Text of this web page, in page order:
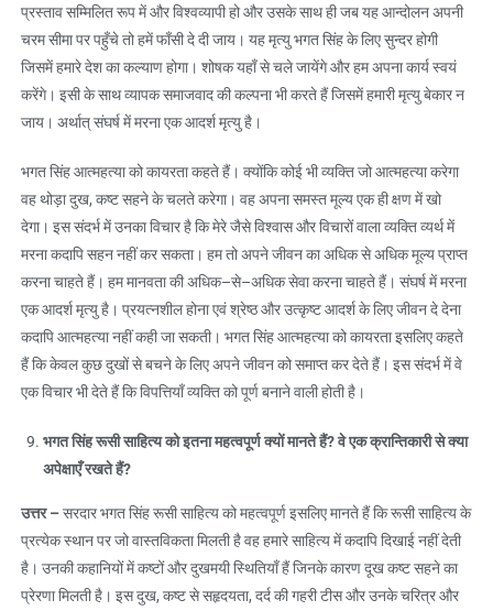
प्रस्ताव सम्मिलित रूप में और विश्वव्यापी हो और उसके साथ ही जब यह आन्दोलन अपनी
चरम सीमा पर पहुँचे तो हमें फाँसी दे दी जाय। यह मृत्यु भगत सिंह के लिए सुन्दर होगी
जिसमें हमारे देश का कल्याण होगा। शोषक यहाँ से चले जायेंगे और हम अपना कार्य स्वयं
करेंगे। इसी के साथ व्यापक समाजवाद की कल्पना भी करते हैं जिसमें हमारी मृत्यु बेकार न
जाय। अर्थात् संघर्ष में मरना एक आदर्श मृत्यु है।
भगत सिंह आत्महत्या को कायरता कहते हैं। क्योंकि कोई भी व्यक्ति जो आत्महत्या करेगा
वह थोड़ा दुख, कष्ट सहने के चलते करेगा। वह अपना समस्त मूल्य एक ही क्षण में खो
देगा। इस संदर्भ में उनका विचार है कि मेरे जैसे विश्वास और विचारों वाला व्यक्ति व्यर्थ में
मरना कदापि सहन नहीं कर सकता। हम तो अपने जीवन का अधिक से अधिक मूल्य प्राप्त
करना चाहते हैं। हम मानवता की अधिक–से–अधिक सेवा करना चाहते हैं। संघर्ष में मरना
एक आदर्श मृत्यु है। प्रयत्नशील होना एवं श्रेष्ठ और उत्कृष्ट आदर्श के लिए जीवन दे देना
कदापि आत्महत्या नहीं कही जा सकती। भगत सिंह आत्महत्या को कायरता इसलिए कहते
हैं कि केवल कुछ दुखों से बचने के लिए अपने जीवन को समाप्त कर देते हैं। इस संदर्भ में वे
एक विचार भी देते हैं कि विपत्तियाँ व्यक्ति को पूर्ण बनाने वाली होती है।
भगत सिंह रूसी साहित्य को इतना महत्वपूर्ण क्यों मानते हैं?वे एक क्रान्तिकारी से क्या
अपेक्षाएँ रखते हैं?
उत्तर – सरदार भगत सिंह रूसी साहित्य को महत्वपूर्ण इसलिए मानते हैं कि रूसी साहित्य के
प्रत्येक स्थान पर जो वास्तविकता मिलती है वह हमारे साहित्य में कदापि दिखाई नहीं देती
है। उनकी कहानियों में कष्टों और दुखमयी स्थितियाँ हैं जिनके कारण दूख कष्ट सहने का
प्रेरणा मिलती है। इस दुख, कष्ट से सहृदयता, दर्द की गहरी टीस और उनके चरित्र और